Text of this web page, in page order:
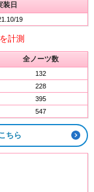
装日
19
計測
全ノーツ数
132
228
395
547
ちら